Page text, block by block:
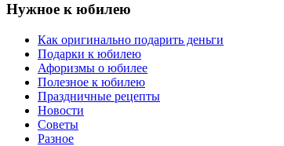
Нужное к юбилею
Как оригинально подарить деньги
Подарки к юбилею
Афоризмы о юбилее
Полезное к юбилею
Праздничные рецепты
Новости
Советы
Разное